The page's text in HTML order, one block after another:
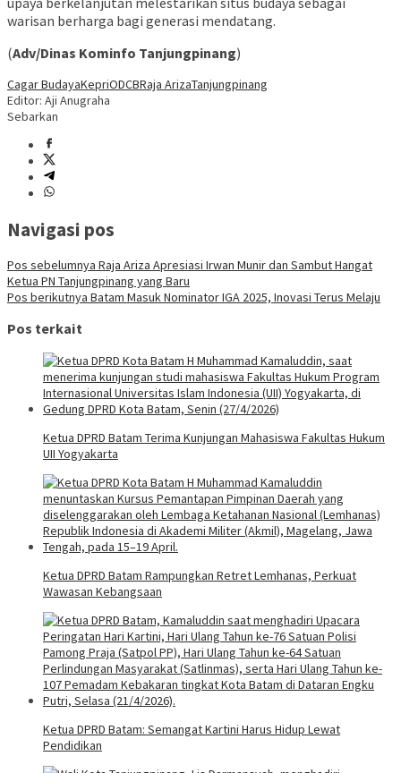
warisan berharga bagi generasi mendatang.
(Adv/Dinas Kominfo Tanjungpinang)
Cagar BudayaKepriODCBRaja ArizaTanjungpinang
Editor: Aji Anugraha
Sebarkan
Navigasi pos
Pos sebelumnya Raja Ariza Apresiasi Irwan Munir dan Sambut Hangat
Ketua PN Tanjungpinang yang Baru
Pos berikutnya Batam Masuk Nominator IGA 2025, Inovasi Terus Melaju
Pos terkait
Ketua DPRD Batam Terima Kunjungan Mahasiswa Fakultas Hukum
UII Yogyakarta
Ketua DPRD Batam Rampungkan Retret Lemhanas, Perkuat
Wawasan Kebangsaan
Ketua DPRD Batam: Semangat Kartini Harus Hidup Lewat
Pendidikan